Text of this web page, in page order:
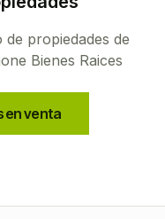
propiedades de
Bienes Raices
en venta